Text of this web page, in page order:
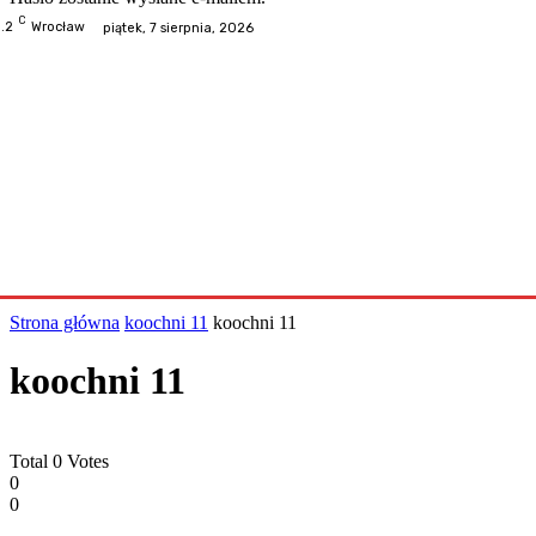
C Wrocław piątek, 7 sierpnia, 2026
Strona główna koochni 11 koochni 11
koochni 11
Total 0 Votes
0
0